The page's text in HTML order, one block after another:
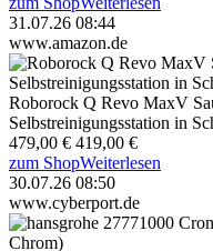
31.07.26 08:44
www.amazon.de
Roborock Q Revo MaxV
Selbstreinigungsstation in
479,00 € 419,00 €
zum ShopWeiterlesen
30.07.26 08:50
www.cyberport.de